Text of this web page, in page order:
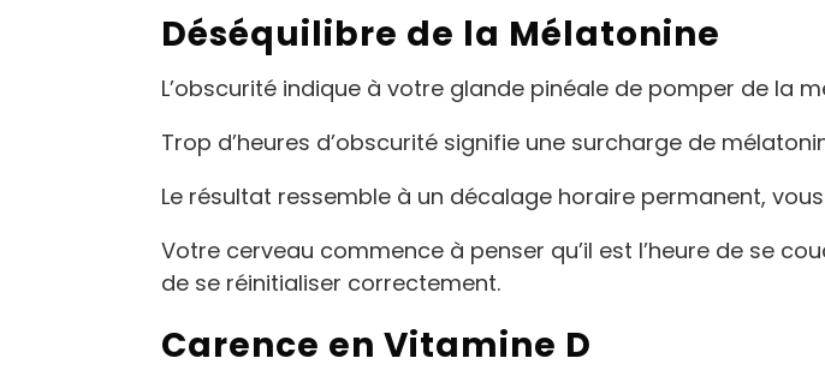
Déséquilibre de la Mélatonine
L’obscurité indique à votre glande pinéale de pomper de la
Trop d’heures d’obscurité signifie une surcharge de
Le résultat ressemble à un décalage horaire permanent,
Votre cerveau commence à penser qu’il est l’heure de se
de se réinitialiser correctement.
Carence en Vitamine D